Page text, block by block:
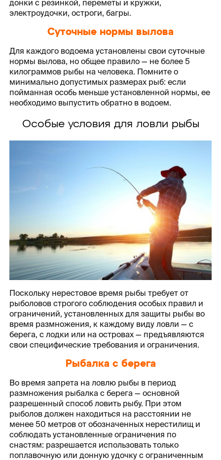
донки с резинкой, переметы и кружки,
электроудочки, остроги, багры.
Суточные нормы вылова
Для каждого водоема установлены свои суточные
нормы вылова, но общее правило — не более 5
килограммов рыбы на человека. Помните о
минимально допустимых размерах рыб: если
пойманная особь меньше установленной нормы, ее
необходимо выпустить обратно в водоем.
Особые условия для ловли рыбы
Поскольку нерестовое время рыбы требует от
рыболовов строгого соблюдения особых правил и
ограничений, установленных для защиты рыбы во
время размножения, к каждому виду ловли — с
берега, с лодки или на островах — предъявляются
свои специфические требования и ограничения.
Рыбалка с берега
Во время запрета на ловлю рыбы в период
размножения рыбалка с берега — основной
разрешенный способ ловить рыбу. При этом
рыболов должен находиться на расстоянии не
менее 50 метров от обозначенных нерестилищ и
соблюдать установленные ограничения по
снастям: разрешается использовать только
поплавочную или донную удочку с ограниченным